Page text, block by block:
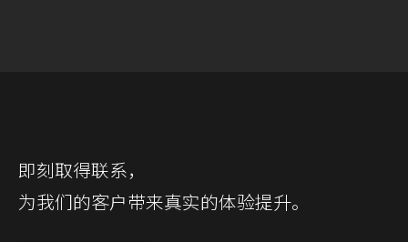
即刻取得联系，
为我们的客户带来真实的体验提升。